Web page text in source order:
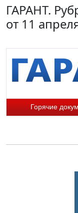
ГАРАНТ.
от 11
Горячие